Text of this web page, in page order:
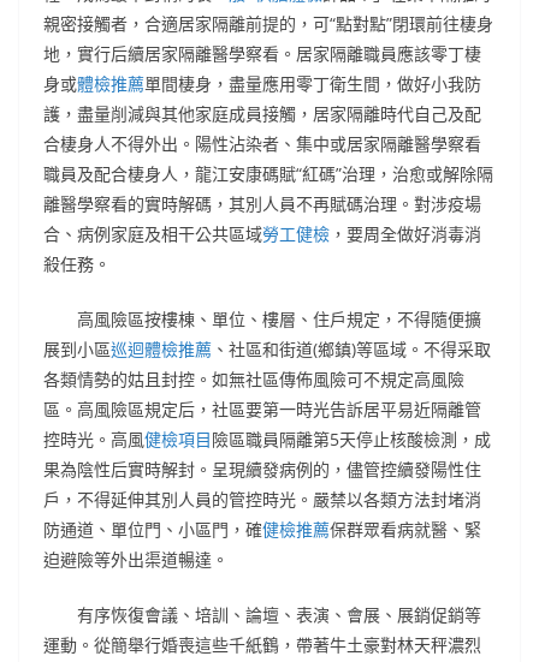
親密接觸者，合適居家隔離前提的，可“點對點”閉環前往棲身
地，實行后續居家隔離醫學察看。居家隔離職員應該零丁棲
身或體檢推薦單間棲身，盡量應用零丁衛生間，做好小我防
護，盡量削減與其他家庭成員接觸，居家隔離時代自己及配
合棲身人不得外出。陽性沾染者、集中或居家隔離醫學察看
職員及配合棲身人，龍江安康碼賦“紅碼”治理，治愈或解除隔
離醫學察看的實時解碼，其別人員不再賦碼治理。對涉疫場
合、病例家庭及相干公共區域勞工健檢 ，要周全做好消毒消
殺任務。
高風險區按樓棟、單位、樓層、住戶規定，不得隨便擴
展到小區巡迴體檢推薦 、社區和街道(鄉鎮)等區域。不得采取
各類情勢的姑且封控。如無社區傳佈風險可不規定高風險
區。高風險區規定后，社區要第一時光告訴居平易近隔離管
控時光。高風健檢項目險區職員隔離第5天停止核酸檢測，成
果為陰性后實時解封。呈現續發病例的，儘管控續發陽性住
戶，不得延伸其別人員的管控時光。嚴禁以各類方法封堵消
防通道、單位門、小區門，確健檢推薦保群眾看病就醫、緊
迫避險等外出渠道暢達。
有序恢復會議、培訓、論壇、表演、會展、展銷促銷等
運動。從簡舉行婚喪這些千紙鶴，帶著牛土豪對林天秤濃烈